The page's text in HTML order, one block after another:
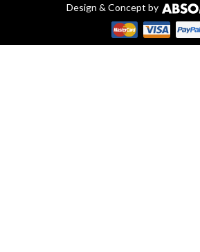
Design & Concept by